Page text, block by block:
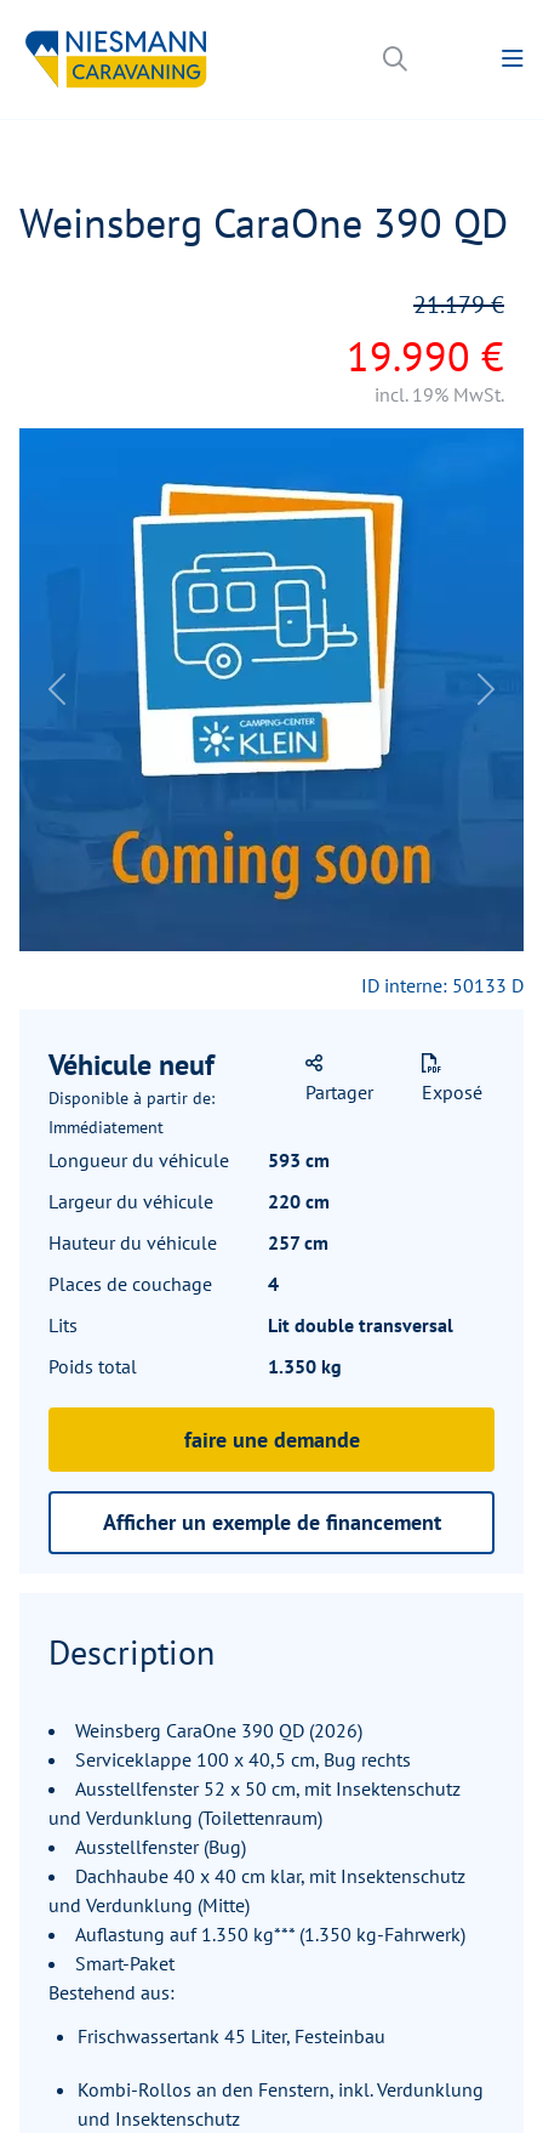
Weinsberg CaraOne 390 QD
19.990 €
21.179 €
incl. 19% MwSt.
Previous Next
ID interne: 50133 D
Véhicule neuf
Disponible à partir de:
Immédiatement
Partager Exposé
Longueur du véhicule
593 cm
Largeur du véhicule
220 cm
Hauteur du véhicule
257 cm
Places de couchage
4
Lits
Lit double transversal
Poids total
1.350 kg
faire une demande
Afficher un exemple de financement
Description
Weinsberg CaraOne 390 QD (2026)
Serviceklappe 100 x 40,5 cm, Bug rechts
Ausstellfenster 52 x 50 cm, mit Insektenschutz
und Verdunklung (Toilettenraum)
Ausstellfenster (Bug)
Dachhaube 40 x 40 cm klar, mit Insektenschutz
und Verdunklung (Mitte)
Auflastung auf 1.350 kg*** (1.350 kg-Fahrwerk)
Smart-Paket
Bestehend aus:
Frischwassertank 45 Liter, Festeinbau
Kombi-Rollos an den Fenstern, inkl. Verdunklung
und Insektenschutz